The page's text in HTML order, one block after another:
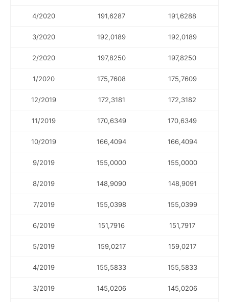
4/2020 191,6287 191,6288
3/2020 192,0189 192,0189
2/2020 197,8250 197,8250
1/2020 175,7608 175,7609
12/2019 172,3181 172,3182
11/2019 170,6349 170,6349
10/2019 166,4094 166,4094
9/2019 155,0000 155,0000
8/2019 148,9090 148,9091
7/2019 155,0398 155,0399
6/2019 151,7916 151,7917
5/2019 159,0217 159,0217
4/2019 155,5833 155,5833
3/2019 145,0206 145,0206